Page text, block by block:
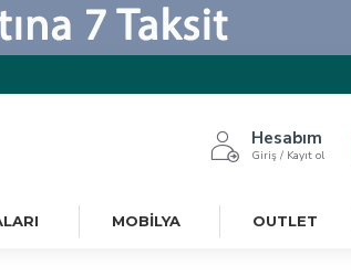
Hesabım
Giriş / Kayıt ol
MOBILYA OUTLET